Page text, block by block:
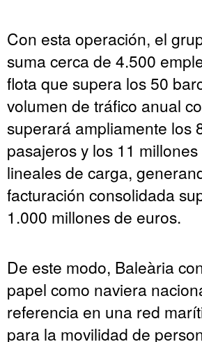
Con esta operación, el
suma cerca de 4.500
flota que supera los 50
volumen de tráfico anual
superará ampliamente los
pasajeros y los 11
lineales de carga,
facturación consolidada
1.000 millones de euros.
De este modo, Baleària
papel como naviera
referencia en una red
para la movilidad de